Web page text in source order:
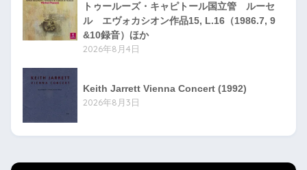
トゥールーズ・キャピトール国立管 ルーセ
ル エヴォカシオン作品15, L.16（1986.7, 9
&10録音）ほか
2026年8月4日
Keith Jarrett Vienna Concert (1992)
2026年8月3日